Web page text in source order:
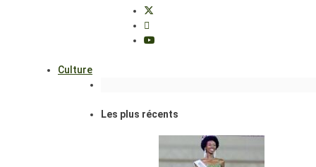
Culture
Les plus récents